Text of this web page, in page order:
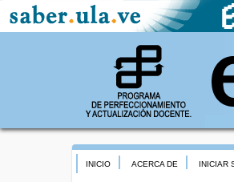
INICIO ACERCA DE INICIAR